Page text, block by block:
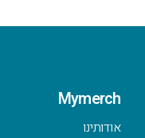
Mymerch
אודותינו